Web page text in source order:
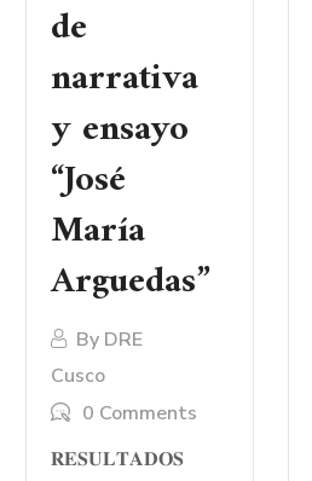
de
narrativa
y ensayo
“José
María
Arguedas”
By DRE
Cusco
0 Comments
𝐑𝐄𝐒𝐔𝐋𝐓𝐀𝐃𝐎𝐒